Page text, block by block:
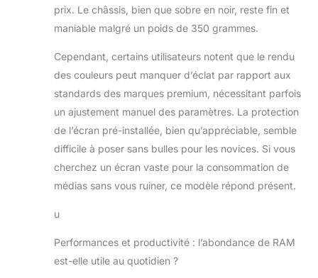
prix. Le châssis, bien que sobre en noir, reste fin et
maniable malgré un poids de 350 grammes.
Cependant, certains utilisateurs notent que le rendu
des couleurs peut manquer d’éclat par rapport aux
standards des marques premium, nécessitant parfois
un ajustement manuel des paramètres. La protection
de l’écran pré-installée, bien qu’appréciable, semble
difficile à poser sans bulles pour les novices. Si vous
cherchez un écran vaste pour la consommation de
médias sans vous ruiner, ce modèle répond présent.
u
Performances et productivité : l’abondance de RAM
est-elle utile au quotidien ?